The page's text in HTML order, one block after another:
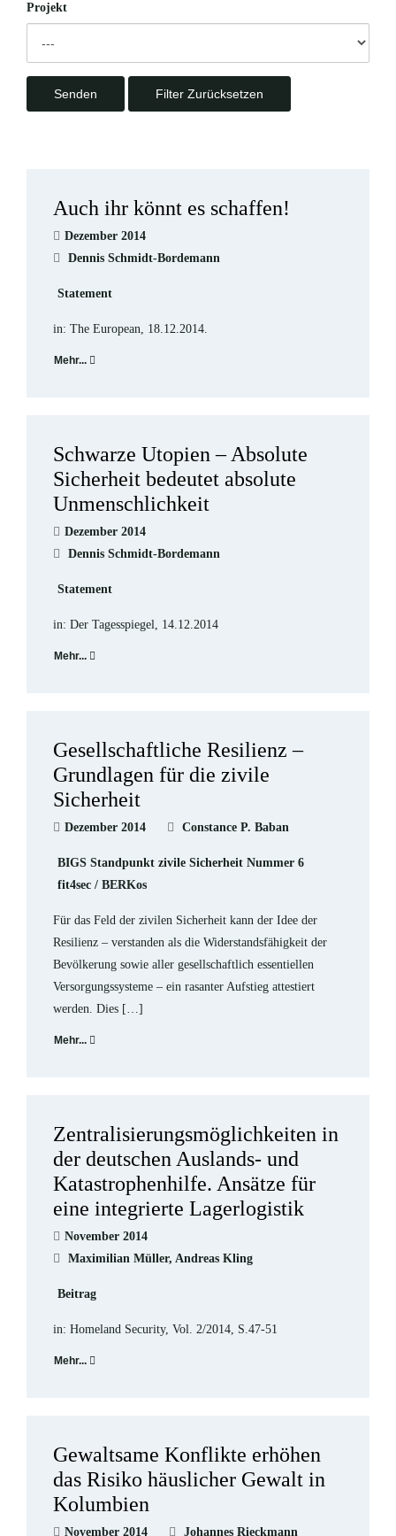
Projekt
Auch ihr könnt es schaffen!
Dezember 2014
Dennis Schmidt-Bordemann
Statement
in: The European, 18.12.2014.
Mehr...
Schwarze Utopien – Absolute
Sicherheit bedeutet absolute
Unmenschlichkeit
Dezember 2014
Dennis Schmidt-Bordemann
Statement
in: Der Tagesspiegel, 14.12.2014
Mehr...
Gesellschaftliche Resilienz –
Grundlagen für die zivile
Sicherheit
Dezember 2014 Constance P. Baban
BIGS Standpunkt zivile Sicherheit Nummer 6
fit4sec / BERKos
Für das Feld der zivilen Sicherheit kann der Idee der
Resilienz – verstanden als die Widerstandsfähigkeit der
Bevölkerung sowie aller gesellschaftlich essentiellen
Versorgungssysteme – ein rasanter Aufstieg attestiert
werden. Dies […]
Mehr...
Zentralisierungsmöglichkeiten in
der deutschen Auslands- und
Katastrophenhilfe. Ansätze für
eine integrierte Lagerlogistik
November 2014
Maximilian Müller, Andreas Kling
Beitrag
in: Homeland Security, Vol. 2/2014, S.47-51
Mehr...
Gewaltsame Konflikte erhöhen
das Risiko häuslicher Gewalt in
Kolumbien
November 2014 Johannes Rieckmann